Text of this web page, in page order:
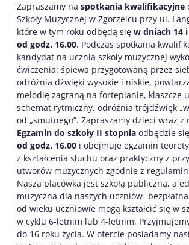
Zapraszamy na spotkania kwalifikacyjne
Szkoły Muzycznej w Zgorzelcu przy ul.
które w tym roku odbędą się w dniach 14
od godz. 16.00. Podczas spotkania
kandydat na ucznia szkoły muzycznej
ćwiczenia: śpiewa przygotowaną przez
odróżnia dźwięki wysokie i niskie,
melodię zagraną na fortepianie, klaszcze
schemat rytmiczny, odróżnia trójdźwięk
od „smutnego”. Zapraszamy dzieci wraz z
Egzamin do szkoły II stopnia odbędzie się
od godz. 16.00 i obejmuje egzamin
z kształcenia słuchu oraz praktyczny z
utworów muzycznych zgodnie z
Nasza placówka jest szkołą publiczną, a
muzyczna dla naszych uczniów-
od wieku uczniowie mogą kształcić się w
w cyklu 6-letnim lub 4-letnim.
do 16 roku życia. W ofercie posiadamy